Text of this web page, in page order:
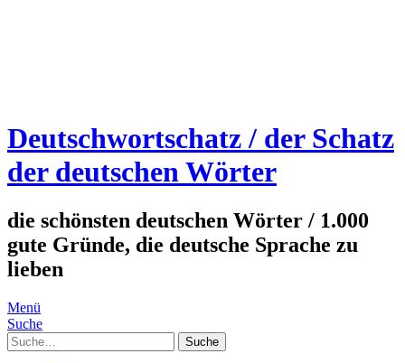
Deutschwortschatz / der Schatz
der deutschen Wörter
die schönsten deutschen Wörter / 1.000
gute Gründe, die deutsche Sprache zu
lieben
Menü
Suche
Suche